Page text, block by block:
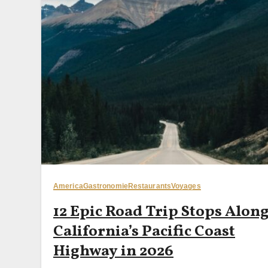
AmericaGastronomieRestaurantsVoyages
12 Epic Road Trip Stops
California’s Pacific Coast
Highway in 2026